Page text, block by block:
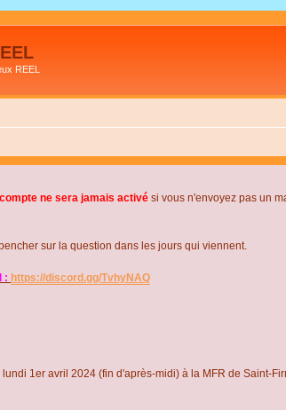
REEL
ne sera jamais activé si vous n'envoyez pas un
sur la question dans les jours qui viennent.
: https://discord.gg/TvhyNAQ
1er avril 2024 (fin d'après-midi) à la MFR de Saint-